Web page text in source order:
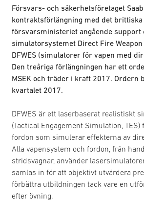
Försvars- och säkerhetsföretaget
kontraktsförlängning med det brittiska
försvarsministeriet angående support
simulatorsystemet Direct Fire
DFWES (simulatorer för vapen med
Den treåriga förlängningen har ett
MSEK och träder i kraft 2017. Ordern
kvartalet 2017.
DFWES är ett laserbaserat realistiskt
(Tactical Engagement Simulation, TES)
fordon som simulerar effekterna av
Alla vapensystem och fordon, från
stridsvagnar, använder
samlas in för att objektivt utvärdera
förbättra utbildningen tack vare en
efter övning.